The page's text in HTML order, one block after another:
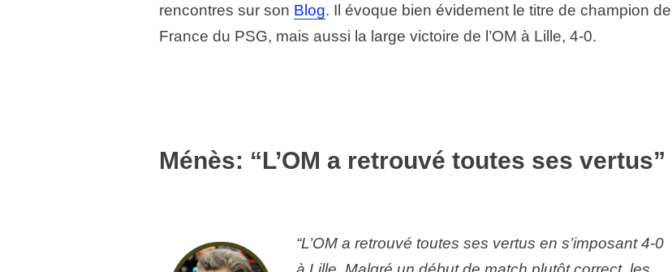
rencontres sur son Blog. Il évoque bien évidement le titre de champion de
France du PSG, mais aussi la large victoire de l’OM à Lille, 4-0.
Ménès: “L’OM a retrouvé toutes ses vertus”
“L’OM a retrouvé toutes ses vertus en s’imposant 4-0